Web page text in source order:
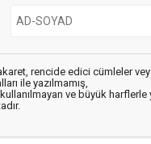
rencide edici cümleler
ile yazılmamış,
ve büyük harflerle